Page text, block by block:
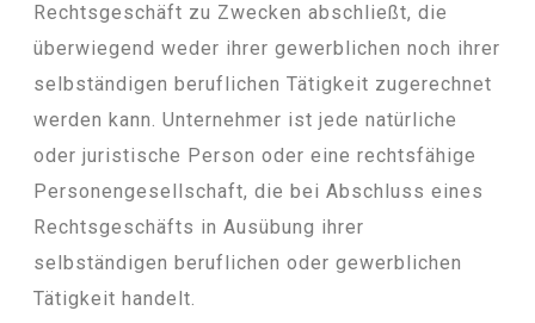
Rechtsgeschäft zu Zwecken abschließt, die
überwiegend weder ihrer gewerblichen noch ihrer
selbständigen beruflichen Tätigkeit zugerechnet
werden kann. Unternehmer ist jede natürliche
oder juristische Person oder eine rechtsfähige
Personengesellschaft, die bei Abschluss eines
Rechtsgeschäfts in Ausübung ihrer
selbständigen beruflichen oder gewerblichen
Tätigkeit handelt.